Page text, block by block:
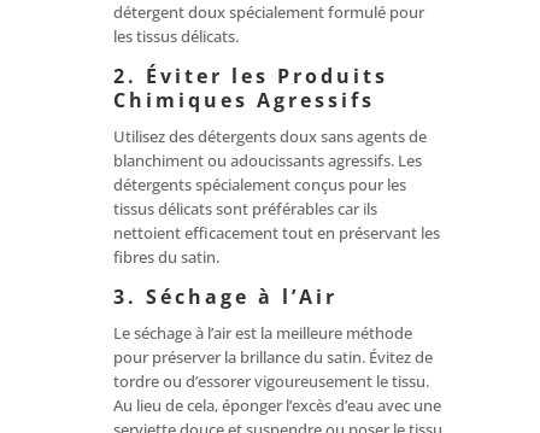
détergent doux spécialement formulé pour
les tissus délicats.
2. Éviter les Produits
Chimiques Agressifs
Utilisez des détergents doux sans agents de
blanchiment ou adoucissants agressifs. Les
détergents spécialement conçus pour les
tissus délicats sont préférables car ils
nettoient efficacement tout en préservant les
fibres du satin.
3. Séchage à l’Air
Le séchage à l’air est la meilleure méthode
pour préserver la brillance du satin. Évitez de
tordre ou d’essorer vigoureusement le tissu.
Au lieu de cela, éponger l’excès d’eau avec une